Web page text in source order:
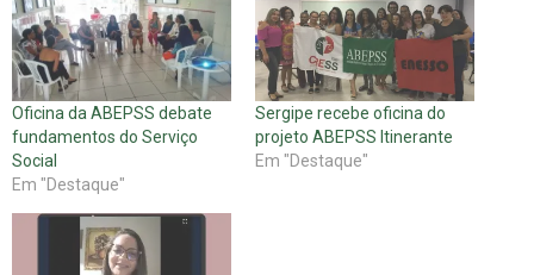
Oficina da ABEPSS debate
fundamentos do Serviço
Social
Em "Destaque"
Sergipe recebe oficina do
projeto ABEPSS Itinerante
Em "Destaque"